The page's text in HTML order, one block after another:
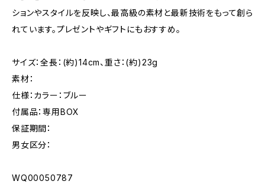
ションやスタイルを反映し、最高級の素材と最新技術をもって創ら
れています。プレゼントやギフトにもおすすめ。
サイズ：全長：(約)14cm、重さ：(約)23g
素材：
仕様：カラー：ブルー
付属品：専用BOX
保証期間：
男女区分：
WQ00050787